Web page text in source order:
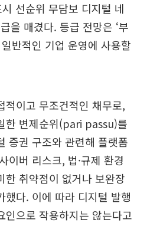
선순위 무담보 디지털 네
을 매겼다. 등급 전망은 ‘부
반적인 기업 운영에 사용할
적이고 무조건적인 채무로,
한 변제순위(pari passu)를
증권 구조와 관련해 플랫폼
이버 리스크, 법·규제 환경
한 취약점이 없거나 보완장
했다. 이에 따라 디지털 발행
인으로 작용하지는 않는다고